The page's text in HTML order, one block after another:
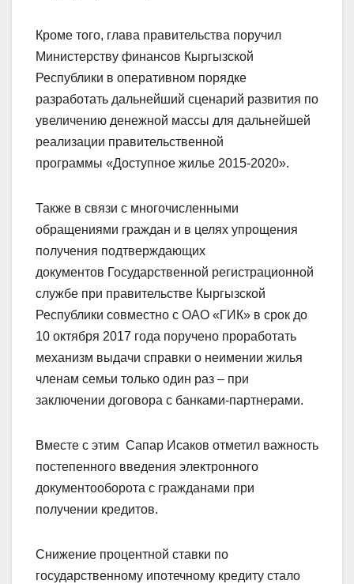
Кроме того, глава правительства поручил
Министерству финансов Кыргызской
Республики в оперативном порядке
разработать дальнейший сценарий развития по
увеличению денежной массы для дальнейшей
реализации правительственной
программы «Доступное жилье 2015-2020».
Также в связи с многочисленными
обращениями граждан и в целях упрощения
получения подтверждающих
документов Государственной регистрационной
службе при правительстве Кыргызской
Республики совместно с ОАО «ГИК» в срок до
10 октября 2017 года поручено проработать
механизм выдачи справки о неимении жилья
членам семьи только один раз – при
заключении договора с банками-партнерами.
Вместе с этим Сапар Исаков отметил важность
постепенного введения электронного
документооборота с гражданами при
получении кредитов.
Снижение процентной ставки по
государственному ипотечному кредиту стало